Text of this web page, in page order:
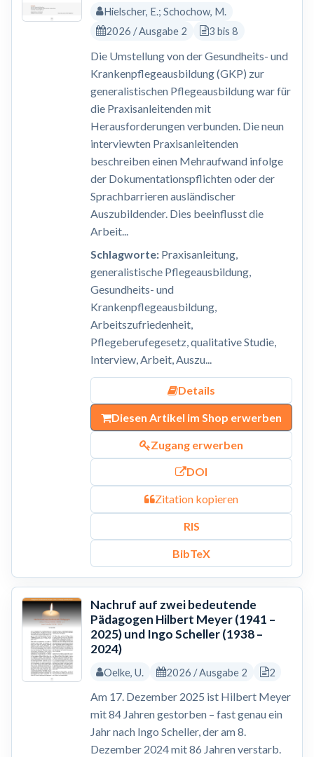
Hielscher, E.; Schochow, M.
2026 / Ausgabe 2
3 bis 8
Die Umstellung von der Gesundheits- und
Krankenpflegeausbildung (GKP) zur
generalistischen Pflegeausbildung war für
die Praxisanleitenden mit
Herausforderungen verbunden. Die neun
interviewten Praxisanleitenden
beschreiben einen Mehraufwand infolge
der Dokumentationspflichten oder der
Sprachbarrieren ausländischer
Auszubildender. Dies beeinflusst die
Arbeit...
Schlagworte:Praxisanleitung,
generalistische Pflegeausbildung,
Gesundheits- und
Krankenpflegeausbildung,
Arbeitszufriedenheit,
Pflegeberufegesetz, qualitative Studie,
Interview, Arbeit, Auszu...
Details
Diesen Artikel im Shop erwerben
Zugang erwerben
DOI
Zitation kopieren
RIS
BibTeX
Nachruf auf zwei bedeutende
Pädagogen Hilbert Meyer (1941 –
2025) und Ingo Scheller (1938 –
2024)
Oelke, U. 2026 / Ausgabe 2 2
Am 17. Dezember 2025 ist Hilbert Meyer
mit 84 Jahren gestorben – fast genau ein
Jahr nach Ingo Scheller, der am 8.
Dezember 2024 mit 86 Jahren verstarb.